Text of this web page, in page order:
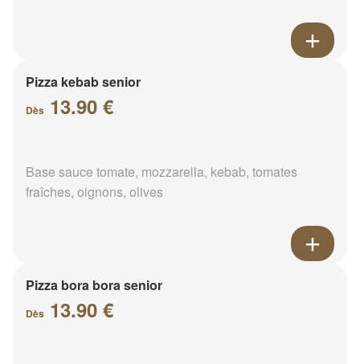
Pizza kebab senior
Dès 13.90 €
Base sauce tomate, mozzarella, kebab, tomates
fraîches, oignons, olives
Pizza bora bora senior
Dès 13.90 €